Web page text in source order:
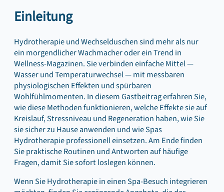
Einleitung
Hydrotherapie und Wechselduschen sind mehr als nur
ein morgendlicher Wachmacher oder ein Trend in
Wellness-Magazinen. Sie verbinden einfache Mittel —
Wasser und Temperaturwechsel — mit messbaren
physiologischen Effekten und spürbaren
Wohlfühlmomenten. In diesem Gastbeitrag erfahren Sie,
wie diese Methoden funktionieren, welche Effekte sie auf
Kreislauf, Stressniveau und Regeneration haben, wie Sie
sie sicher zu Hause anwenden und wie Spas
Hydrotherapie professionell einsetzen. Am Ende finden
Sie praktische Routinen und Antworten auf häufige
Fragen, damit Sie sofort loslegen können.
Wenn Sie Hydrotherapie in einen Spa-Besuch integrieren